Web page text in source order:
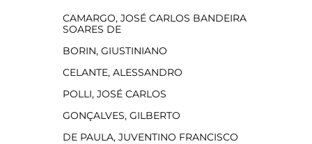
CAMARGO, JOSÉ CARLOS BANDEIRA
SOARES DE
BORIN, GIUSTINIANO
CELANTE, ALESSANDRO
POLLI, JOSÉ CARLOS
GONÇALVES, GILBERTO
DE PAULA, JUVENTINO FRANCISCO